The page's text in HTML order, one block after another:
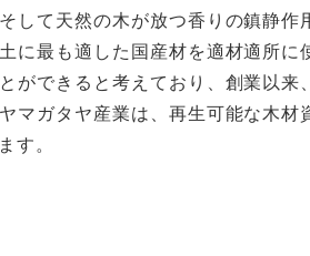
して天然の木が放つ香りの鎮静作
に最も適した国産材を適材適所
ができると考えており、創業以来
マガタヤ産業は、再生可能な木材
す。